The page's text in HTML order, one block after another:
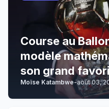
Course au
modèle
son grand
Moïse Katambwe-août 03,